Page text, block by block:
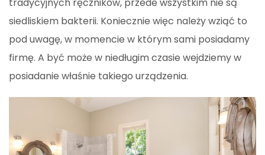
siedliskiem bakterii. Koniecznie więc należy wziąć to
pod uwagę, w momencie w którym sami posiadamy
firmę. A być może w niedługim czasie wejdziemy w
posiadanie właśnie takiego urządzenia.